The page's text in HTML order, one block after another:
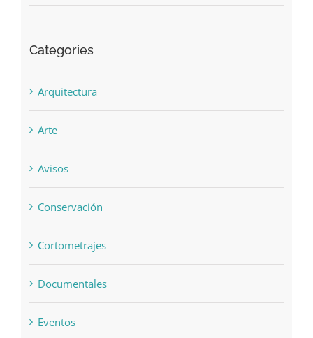
Categories
Arquitectura
Arte
Avisos
Conservación
Cortometrajes
Documentales
Eventos